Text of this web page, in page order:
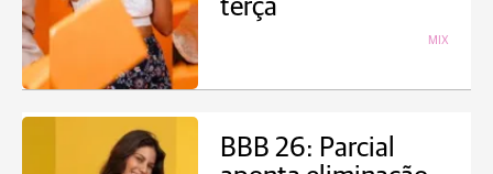
terça
MIX
BBB 26: Parcial